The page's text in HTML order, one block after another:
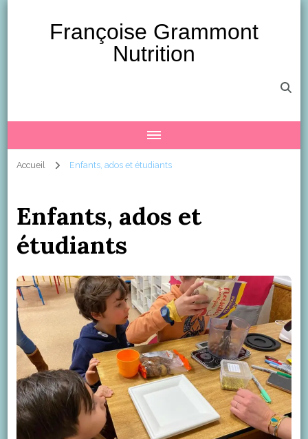
Françoise Grammont
Nutrition
Accueil Enfants, ados et étudiants
Enfants, ados et
étudiants